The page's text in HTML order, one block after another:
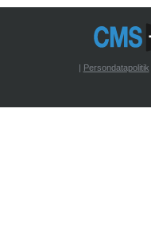
Persondatapolitik